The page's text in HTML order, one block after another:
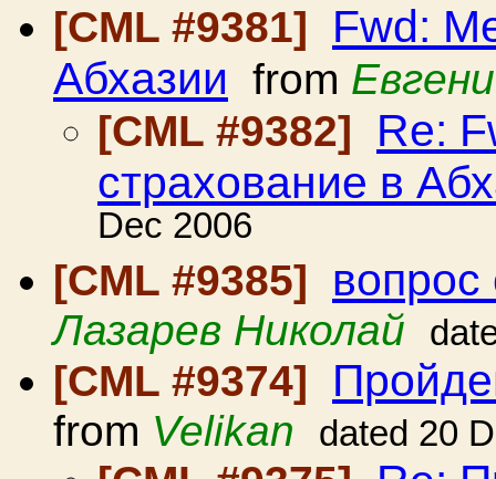
[CML #9381]
Fwd:
Абхазии from
[CML #9382]
Re:
страхование в
Dec 2006
[CML #9385]
Лазарев Николай
[CML #9374]
from Velikan dated 20